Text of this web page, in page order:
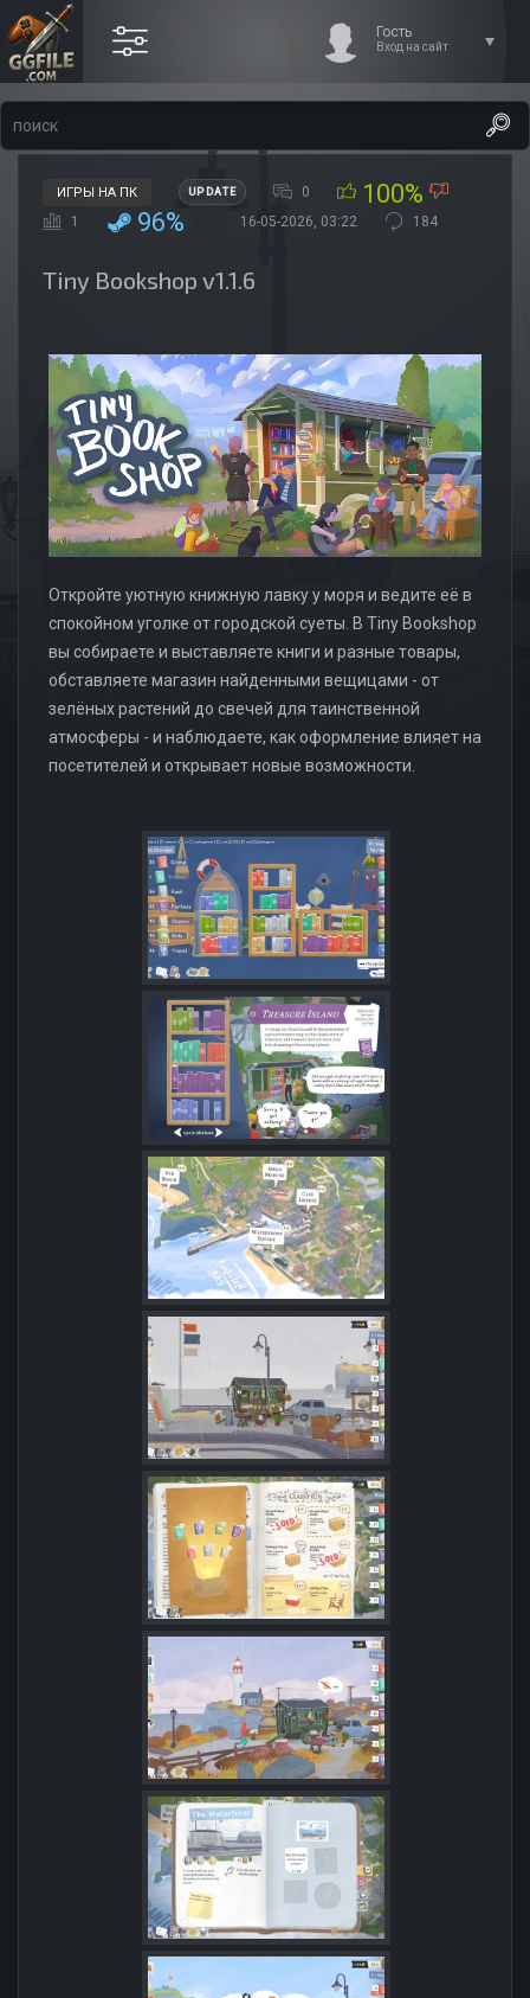
Гость
Вход на сайт
ИГРЫ НА ПК UPDATE 0 100%
1 96% 16-05-2026, 03:22 184
Tiny Bookshop v1.1.6
Откройте уютную книжную лавку у моря и ведите её в
спокойном уголке от городской суеты. В Tiny Bookshop
вы собираете и выставляете книги и разные товары,
обставляете магазин найденными вещицами - от
зелёных растений до свечей для таинственной
атмосферы - и наблюдаете, как оформление влияет на
посетителей и открывает новые возможности.